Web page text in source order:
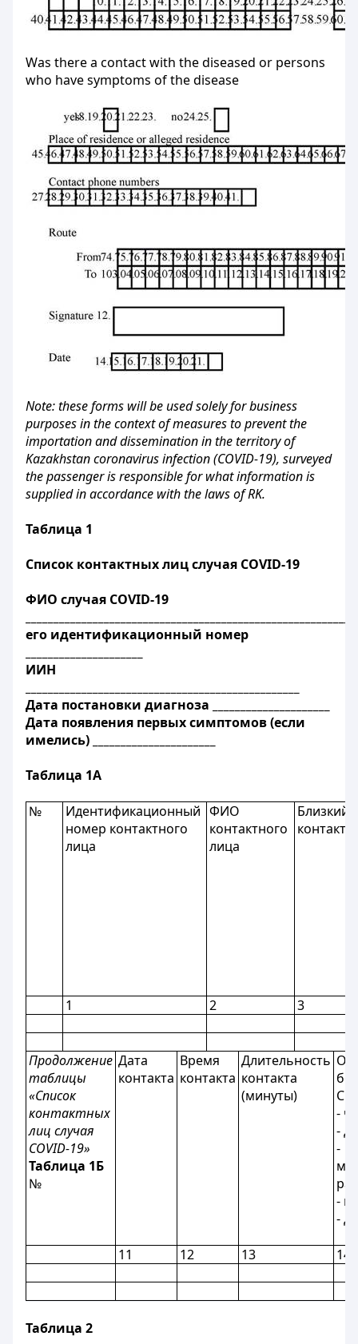
Was there a contact with the diseased or persons
who have symptoms of the disease
Note: these forms will be used solely for business
purposes in the context of measures to prevent the
importation and dissemination in the territory of
Kazakhstan coronavirus infection (COVID-19), surveyed
the passenger is responsible for what information is
supplied in accordance with the laws of RK.
Таблица 1
Список контактных лиц случая COVID-19
ФИО случая COVID-19
его идентификационный номер
ИИН
Дата постановки диагноза _____________________
Дата появления первых симптомов (если
имелись) ______________________
Таблица 1А
№
Идентификационный
номер контактного
лица
ФИО
контактного
лица
Близкий
контакт
1 2 3
Продолжение
таблицы
«Список
контактных
лиц случая
СOVID-19»
Таблица 1Б
№
Дата
контакта
Время
контакта
Длительность
контакта
(минуты)
-
-
-
-
-
11 12 13 14
Таблица 2